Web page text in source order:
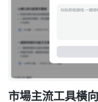
市場主流工具橫